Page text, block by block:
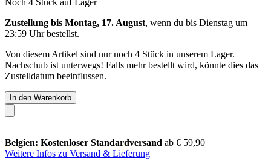
Zustellung bis Montag, 17. August, wenn du bis Dienstag um
23:59 Uhrbestellst.
Von diesem Artikel sind nur noch 4 Stück in unserem Lager.
Nachschub ist unterwegs! Falls mehr bestellt wird, könnte dies das
Zustelldatum beeinflussen.
In den Warenkorb
Belgien: Kostenloser Standardversand ab € 59,90
Weitere Infos zu Versand & Lieferung